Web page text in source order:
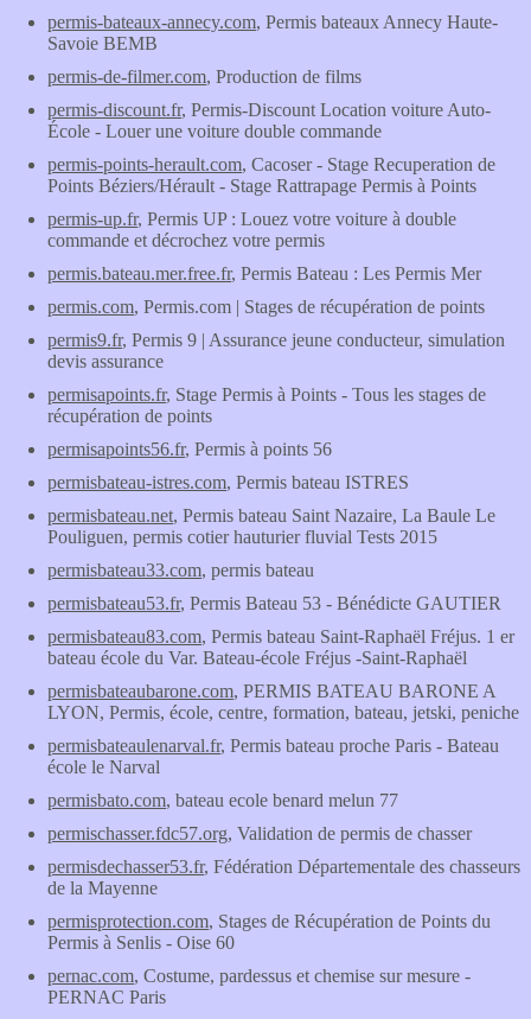
permis-bateaux-annecy.com, Permis bateaux Annecy Haute-
Savoie BEMB
permis-de-filmer.com, Production de films
permis-discount.fr, Permis-Discount Location voiture Auto-
École - Louer une voiture double commande
permis-points-herault.com, Cacoser - Stage Recuperation de
Points Béziers/Hérault - Stage Rattrapage Permis à Points
permis-up.fr, Permis UP : Louez votre voiture à double
commande et décrochez votre permis
permis.bateau.mer.free.fr, Permis Bateau : Les Permis Mer
permis.com, Permis.com | Stages de récupération de points
permis9.fr, Permis 9 | Assurance jeune conducteur, simulation
devis assurance
permisapoints.fr, Stage Permis à Points - Tous les stages de
récupération de points
permisapoints56.fr, Permis à points 56
permisbateau-istres.com, Permis bateau ISTRES
permisbateau.net, Permis bateau Saint Nazaire, La Baule Le
Pouliguen, permis cotier hauturier fluvial Tests 2015
permisbateau33.com, permis bateau
permisbateau53.fr, Permis Bateau 53 - Bénédicte GAUTIER
permisbateau83.com, Permis bateau Saint-Raphaël Fréjus. 1 er
bateau école du Var. Bateau-école Fréjus -Saint-Raphaël
permisbateaubarone.com, PERMIS BATEAU BARONE A
LYON, Permis, école, centre, formation, bateau, jetski, peniche
permisbateaulenarval.fr, Permis bateau proche Paris - Bateau
école le Narval
permisbato.com, bateau ecole benard melun 77
permischasser.fdc57.org, Validation de permis de chasser
permisdechasser53.fr, Fédération Départementale des chasseurs
de la Mayenne
permisprotection.com, Stages de Récupération de Points du
Permis à Senlis - Oise 60
pernac.com, Costume, pardessus et chemise sur mesure -
PERNAC Paris